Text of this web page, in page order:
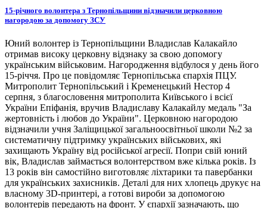
15-річного волонтера з Тернопільщини відзначили церковною
нагородою за допомогу ЗСУ
Юний волонтер із Тернопільщини Владислав Калакайло
отримав високу церковну відзнаку за свою допомогу
українським військовим. Нагородження відбулося у день його
15-річчя. Про це повідомляє Тернопільська єпархія ПЦУ.
Митрополит Тернопільський і Кременецький Нестор 4
серпня, з благословення митрополита Київського і всієї
України Епіфанія, вручив Владиславу Калакайлу медаль "За
жертовність і любов до України". Церковною нагородою
відзначили учня Заліщицької загальноосвітньої школи №2 за
систематичну підтримку українських військових, які
захищають Україну від російської агресії. Попри свій юний
вік, Владислав займається волонтерством вже кілька років. Із
13 років він самостійно виготовляє ліхтарики та павербанки
для українських захисників. Деталі для них хлопець друкує на
власному 3D-принтері, а готові вироби за допомогою
волонтерів передають на фронт. У єпархії зазначають, що